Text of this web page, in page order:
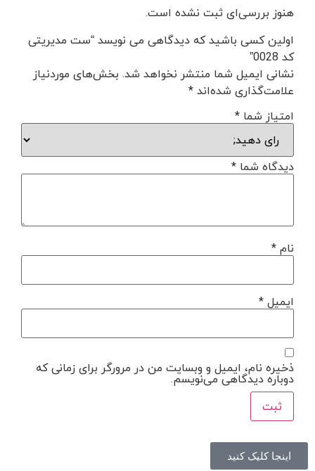
هنوز بررسی‌ای ثبت نشده است.
اولین کسی باشید که دیدگاهی می نویسد “ست مدیریتی
کد 0028”
نشانی ایمیل شما منتشر نخواهد شد. بخش‌های موردنیاز
علامت‌گذاری شده‌اند*
امتیاز شما *
دیدگاه شما *
نام*
ایمیل*
ذخیره نام، ایمیل و وبسایت من در مرورگر برای زمانی که
دوباره دیدگاهی می‌نویسم.
اینجا کلیک کنید